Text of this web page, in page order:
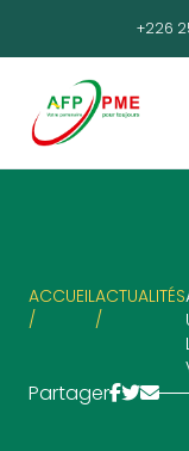
+226
ACCUEIL
/
ACTUALITÉS
/
Partager